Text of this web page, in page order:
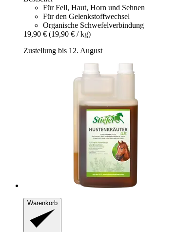
Für Fell, Haut, Horn und Sehnen
Für den Gelenkstoffwechsel
Organische Schwefelverbindung
19,90 € (19,90 € / kg)
Zustellung bis 12. August
Warenkorb